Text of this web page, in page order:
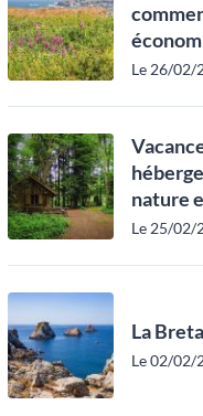
Le 26/02/
nature
Le 25/02/
La
Le 02/02/